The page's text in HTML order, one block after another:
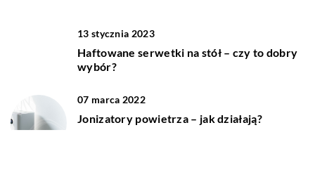
13 stycznia 2023
Haftowane serwetki na stół – czy to dobry
wybór?
07 marca 2022
Jonizatory powietrza – jak działają?